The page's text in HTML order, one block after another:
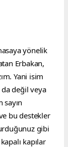
yönelik
Erbakan,
Yani isim
değil veya
sayın
bu destekler
gibi
kapılar